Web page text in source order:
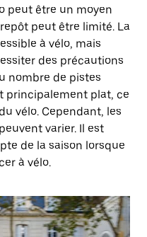
peut être un moyen
peut être limité. La
à vélo, mais
des précautions
nombre de pistes
principalement plat, ce
vélo. Cependant, les
varier. Il est
de la saison lorsque
à vélo.